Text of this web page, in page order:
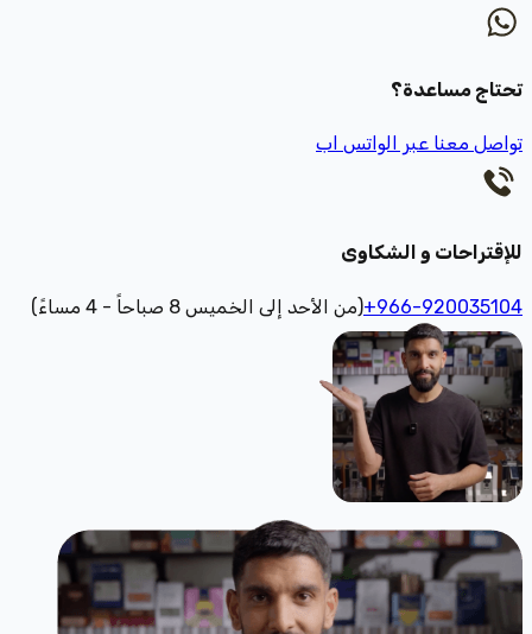
تحتاج مساعدة؟
تواصل معنا عبر الواتس اب
للإقتراحات و الشكاوى
+966-920035104(من الأحد إلى الخميس 8 صباحاً - 4 مساءً)